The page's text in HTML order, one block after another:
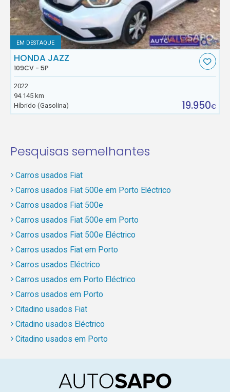
EM DESTAQUE
HONDA JAZZ
109CV - 5P
2022
94.145 km
Híbrido (Gasolina)
19.950€
Pesquisas semelhantes
Carros usados Fiat
Carros usados Fiat 500e em Porto Eléctrico
Carros usados Fiat 500e
Carros usados Fiat 500e em Porto
Carros usados Fiat 500e Eléctrico
Carros usados Fiat em Porto
Carros usados Eléctrico
Carros usados em Porto Eléctrico
Carros usados em Porto
Citadino usados Fiat
Citadino usados Eléctrico
Citadino usados em Porto